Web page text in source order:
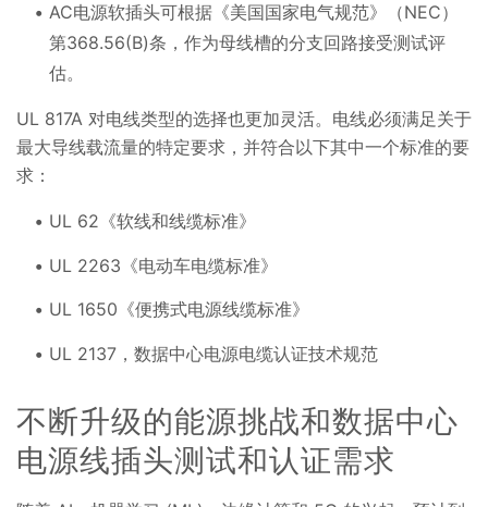
AC电源软插头可根据《美国国家电气规范》（NEC）
第368.56(B)条，作为母线槽的分支回路接受测试评
估。
UL 817A 对电线类型的选择也更加灵活。电线必须满足关于
最大导线载流量的特定要求，并符合以下其中一个标准的要
求：
UL 62《软线和线缆标准》
UL 2263《电动车电缆标准》
UL 1650《便携式电源线缆标准》
UL 2137，数据中心电源电缆认证技术规范
不断升级的能源挑战和数据中心
电源线插头测试和认证需求